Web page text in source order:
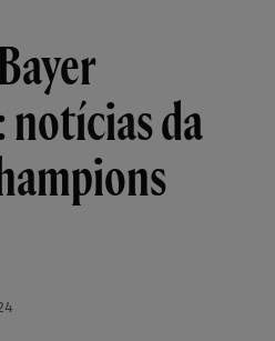
notícias da